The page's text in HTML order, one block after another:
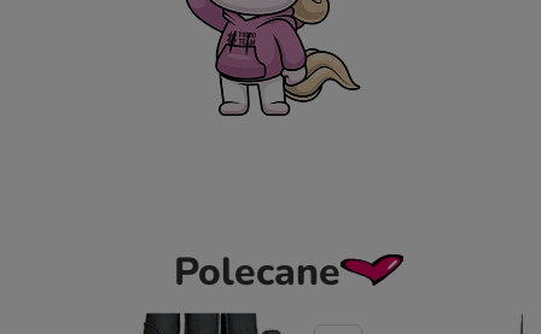
Polecane